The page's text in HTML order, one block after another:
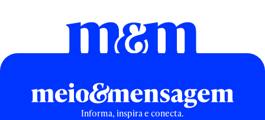
Informa, inspira e conecta.